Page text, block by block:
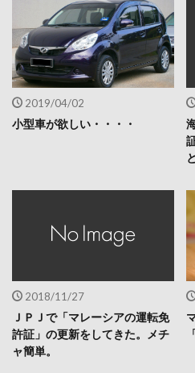
2019/04/02
小型車が欲しい・・・・
2018/11/27
ＪＰＪで「マレーシアの運転免
許証」の更新をしてきた。メチ
ャ簡単。